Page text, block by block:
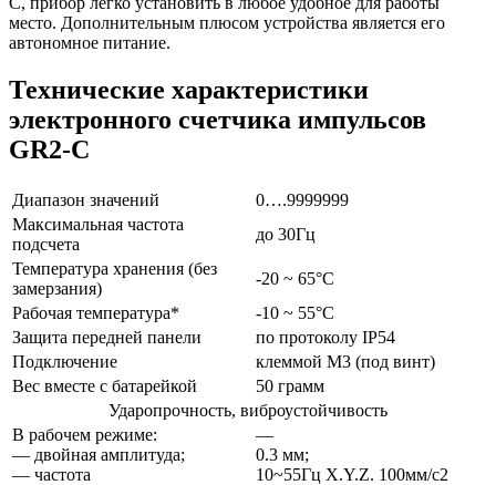
место. Дополнительным плюсом устройства является его
автономное питание.
Технические характеристики
электронного счетчика импульсов
GR2-C
Диапазон значений
0….9999999
Максимальная частота
подсчета
до 30Гц
Температура хранения (без
замерзания)
-20 ~ 65°C
Рабочая температура*
-10 ~ 55°C
Защита передней панели
по протоколу IP54
Подключение
клеммой М3 (под винт)
Вес вместе с батарейкой
50 грамм
Ударопрочность, виброустойчивость
В рабочем режиме:
— двойная амплитуда;
— частота
—
0.3 мм;
10~55Гц X.Y.Z. 100мм/с2